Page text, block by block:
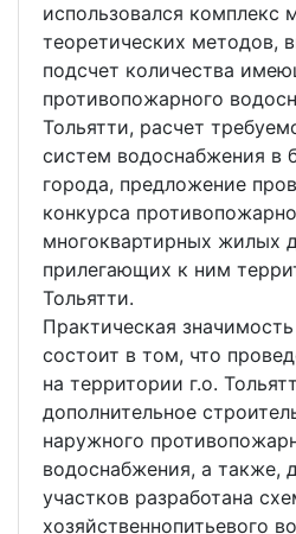
использовался комплекс
теоретических методов,
подсчет количества
противопожарного
Тольятти, расчет
систем водоснабжения в
города, предложение
конкурса
многоквартирных жилых
прилегающих к ним
Тольятти.
Практическая
состоит в том, что
на территории г.о.
дополнительное
наружного
водоснабжения, а также,
участков разработана
хозяйственнопитьевого